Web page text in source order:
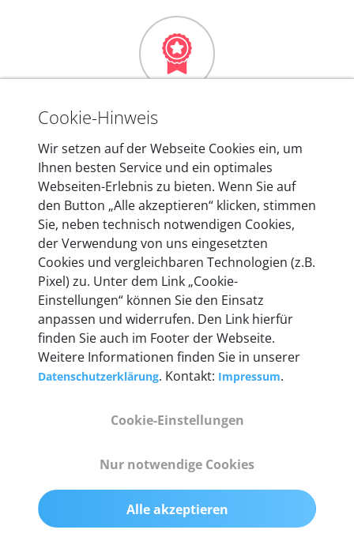
Mehr als 10 Jahre Erfahrung
In den Kfz-Diagnosegeräten von autoaid stecken
mehr als 10 Jahre Erfahrung, und auch in Zukunft
entwickeln wir unsere Produkte am Standort in
Berlin laufend weiter. Auf diese Qualität vertrauen
heute mehr als 60.000 Privatkunden und
Unternehmen.
Technische Details &
Lieferumfang
Abmessungen
Gewicht
200 g
Cookie-Hinweis
Wir setzen auf der Webseite Cookies ein, um
Ihnen besten Service und ein optimales
Webseiten-Erlebnis zu bieten. Wenn Sie auf
den Button „Alle akzeptieren“ klicken, stimmen
Sie, neben technisch notwendigen Cookies,
der Verwendung von uns eingesetzten
Cookies und vergleichbaren Technologien (z.B.
Pixel) zu. Unter dem Link „Cookie-
Einstellungen“ können Sie den Einsatz
anpassen und widerrufen. Den Link hierfür
finden Sie auch im Footer der Webseite.
Weitere Informationen finden Sie in unserer
Datenschutzerklärung. Kontakt: Impressum.
Cookie-Einstellungen
Nur notwendige Cookies
Alle akzeptieren